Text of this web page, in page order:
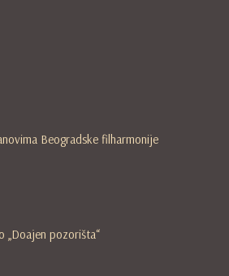
Beogradske filharmonije
„Doajen pozorišta“